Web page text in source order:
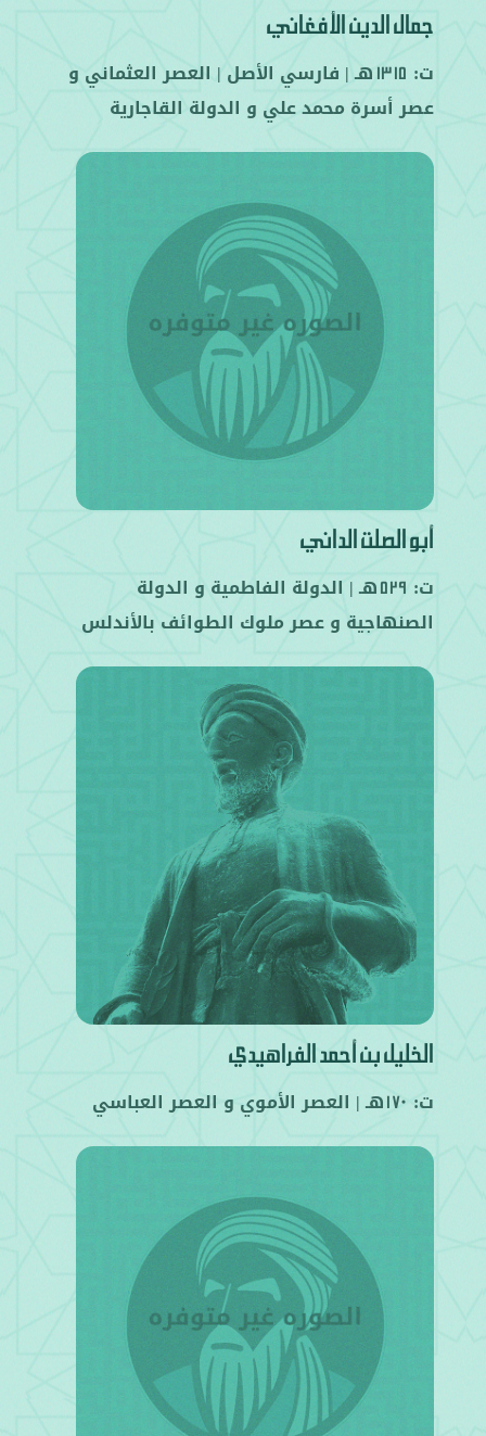
جمال الدين الأفغاني
ت: 1315 هـ | فارسي الأصل | العصر العثماني و
عصر أسرة محمد علي و الدولة القاجارية
أبو الصلت الداني
ت: 529هـ | الدولة الفاطمية و الدولة
الصنهاجية وعصر ملوك الطوائف بالأندلس
الخليل بن أحمد الفراهيدي
ت:170هـ | العصر الأموي و العصر العباسي